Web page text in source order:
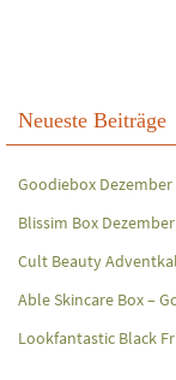
Neueste Beiträge
Goodiebox Dezember
Blissim Box
Cult Beauty
Able Skincare Box –
Lookfantastic Black